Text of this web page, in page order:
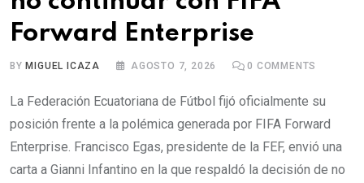
Forward Enterprise
BYMIGUEL ICAZA AGOSTO 7, 2026 0 COMMENTS
La Federación Ecuatoriana de Fútbol fijó oficialmente su
posición frente a la polémica generada por FIFA Forward
Enterprise. Francisco Egas, presidente de la FEF, envió una
carta a Gianni Infantino en la que respaldó la decisión de no